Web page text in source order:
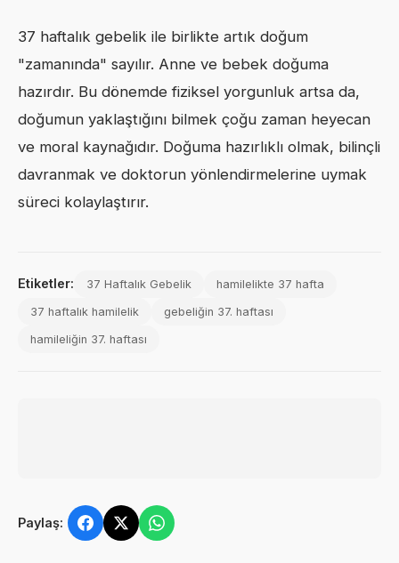
37 haftalık gebelik ile birlikte artık doğum
"zamanında" sayılır. Anne ve bebek doğuma
hazırdır. Bu dönemde fiziksel yorgunluk artsa da,
doğumun yaklaştığını bilmek çoğu zaman heyecan
ve moral kaynağıdır. Doğuma hazırlıklı olmak, bilinçli
davranmak ve doktorun yönlendirmelerine uymak
süreci kolaylaştırır.
Etiketler: 37 Haftalık Gebelik hamilelikte 37 hafta
37 haftalık hamilelik gebeliğin 37. haftası
hamileliğin 37. haftası
Paylaş: